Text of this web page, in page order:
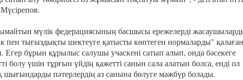
мүлік федерациясының басшысы ережелерді
пен тығыздықты шектеуге қатысты көптеген нормаларды"
Егер бұрын құрылыс салушы учаскені сатып алып, онда бәсекеге
болу үшін тұрғын үйдің қажетті санын сала алатын болса, енді ол
шығындарды пәтерлердің аз санына бөлуге мәжбүр болады.